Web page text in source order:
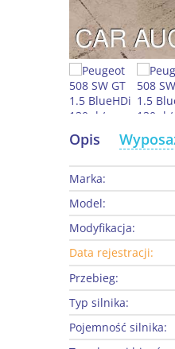
Opis
Marka:
Model:
Modyfikacja:
Data rejestracji:
Przebieg:
Typ silnika:
Pojemność silnika: